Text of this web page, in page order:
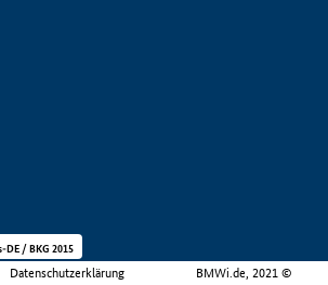
Datenschutzerklärung BMWi.de, 2021 ©
DE / BKG 2015